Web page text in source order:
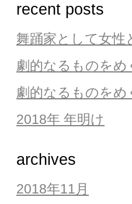
recent posts
舞踊家として女性
劇的なるものを
劇的なるものを
2018年 年明け
archives
2018年11月